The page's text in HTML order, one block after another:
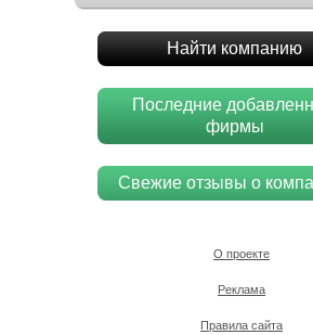
Найти компанию
Последние
фирмы
Свежие отзывы о
О проекте
Реклама
Правила сайта